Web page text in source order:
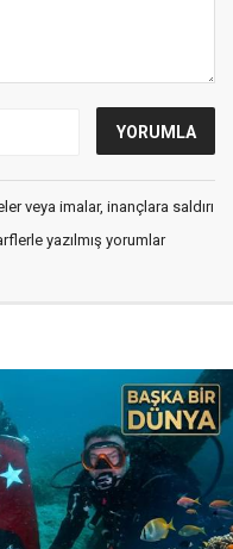
veya imalar, inançlara saldırı
yazılmış yorumlar